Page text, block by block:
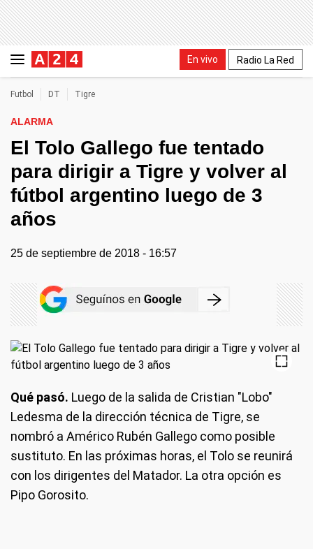
En vivo Radio La Red
Futbol DT Tigre
ALARMA
El Tolo Gallego fue tentado
para dirigir a Tigre y volver al
fútbol argentino luego de 3
años
25 de septiembre de 2018 - 16:57
Qué pasó. Luego de la salida de Cristian "Lobo"
Ledesma de la dirección técnica de Tigre, se
nombró a Américo Rubén Gallego como posible
sustituto. En las próximas horas, el Tolo se reunirá
con los dirigentes del Matador. La otra opción es
Pipo Gorosito.